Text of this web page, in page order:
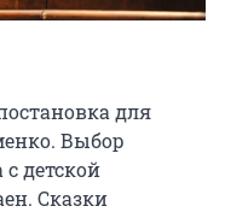
для
Выбор
детской
Сказки